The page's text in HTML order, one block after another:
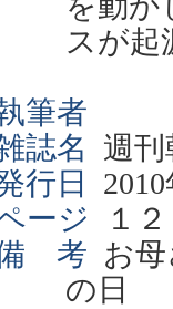
スが起
筆者
誌名
週刊
行日
2010
ージ
１
考 お
の日